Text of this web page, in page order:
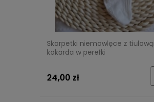
Skarpetki niemowlęce z tiulową
kokarda w perełki
24,00 zł